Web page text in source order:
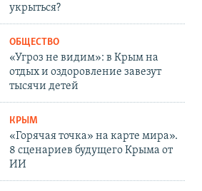
укрыться?
ОБЩЕСТВО
«Угроз не видим»: в Крым на
отдых и оздоровление завезут
тысячи детей
КРЫМ
«Горячая точка» на карте мира».
8 сценариев будущего Крыма от
ИИ